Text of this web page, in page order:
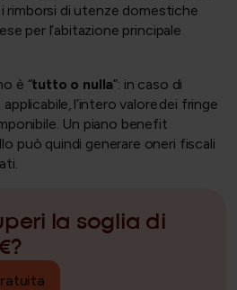
rimborsi di utenze domestiche
per l’abitazione principale
è “tutto o nulla”: in caso di
l’intero valore dei fringe
Un piano benefit
può quindi generare oneri fiscali
la soglia di